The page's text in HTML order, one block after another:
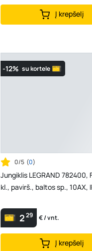
Į krepšelį
-12% su kortele
0/5 (0)
Jungiklis LEGRAND 782400,
kl., pavirš., baltos sp., 10AX,
229 € / vnt.
Į krepšelį